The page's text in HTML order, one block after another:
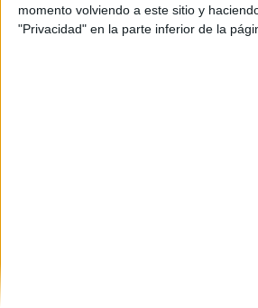
momento volviendo a este sitio y
"Privacidad" en la parte inferior de la